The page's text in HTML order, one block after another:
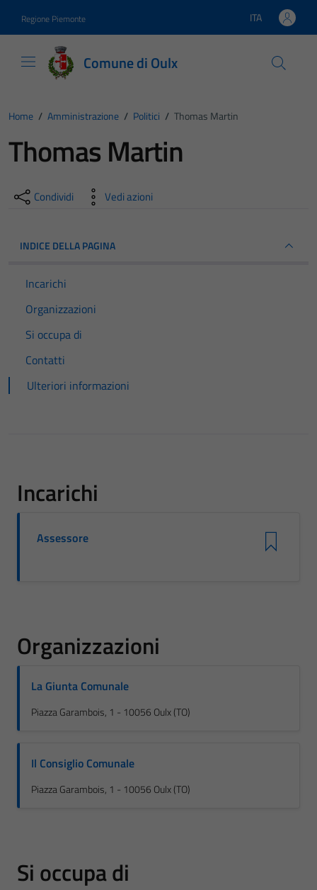
Regione Piemonte Lingua attiva:
ITA
Comune di Oulx
Home / Amministrazione / Politici / Thomas Martin
Thomas Martin
Condividi Vedi azioni
INDICE DELLA PAGINA
Incarichi
Organizzazioni
Si occupa di
Contatti
Ulteriori informazioni
Incarichi
Assessore
Organizzazioni
La Giunta Comunale
Piazza Garambois, 1 - 10056 Oulx (TO)
Il Consiglio Comunale
Piazza Garambois, 1 - 10056 Oulx (TO)
Si occupa di